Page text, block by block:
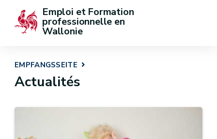
Emploi et Formation
professionnelle en
Wallonie
EMPFANGSSEITE
Actualités